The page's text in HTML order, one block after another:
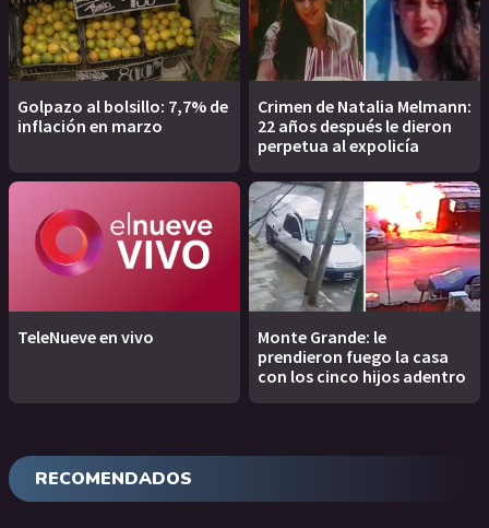
Golpazo al bolsillo: 7,7% de
inflación en marzo
Crimen de Natalia Melmann:
22 años después le dieron
perpetua al expolicía
TeleNueve en vivo
Monte Grande: le
prendieron fuego la casa
con los cinco hijos adentro
RECOMENDADOS